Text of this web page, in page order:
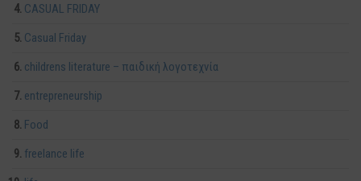
CASUAL FRIDAY
Casual Friday
childrens literature – παιδική λογοτεχνία
entrepreneurship
Food
freelance life